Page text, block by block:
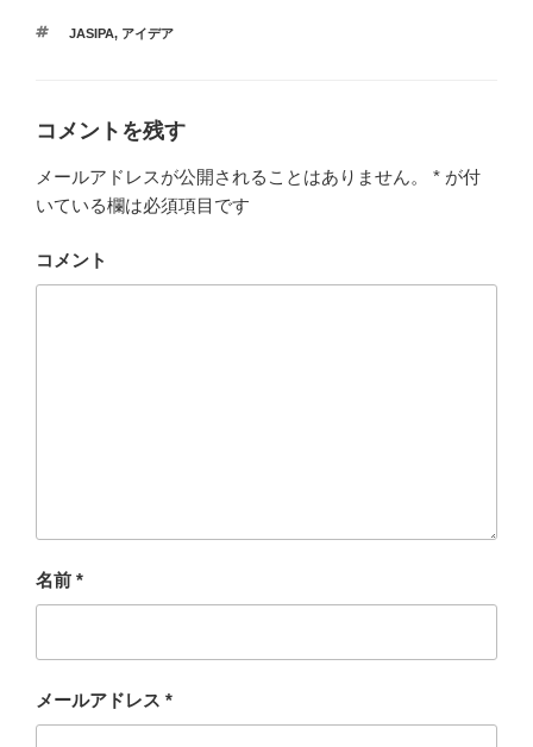
タ
JASIPA, アイデア
コメントを残す
メールアドレスが公開されることはありません。 * が付
いている欄は必須項目です
コメント
名前 *
メールアドレス *